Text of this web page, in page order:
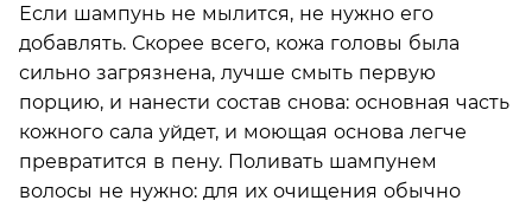
Если шампунь не мылится, не нужно его
добавлять. Скорее всего, кожа головы была
сильно загрязнена, лучше смыть первую
порцию, и нанести состав снова: основная часть
кожного сала уйдет, и моющая основа легче
превратится в пену. Поливать шампунем
волосы не нужно: для их очищения обычно